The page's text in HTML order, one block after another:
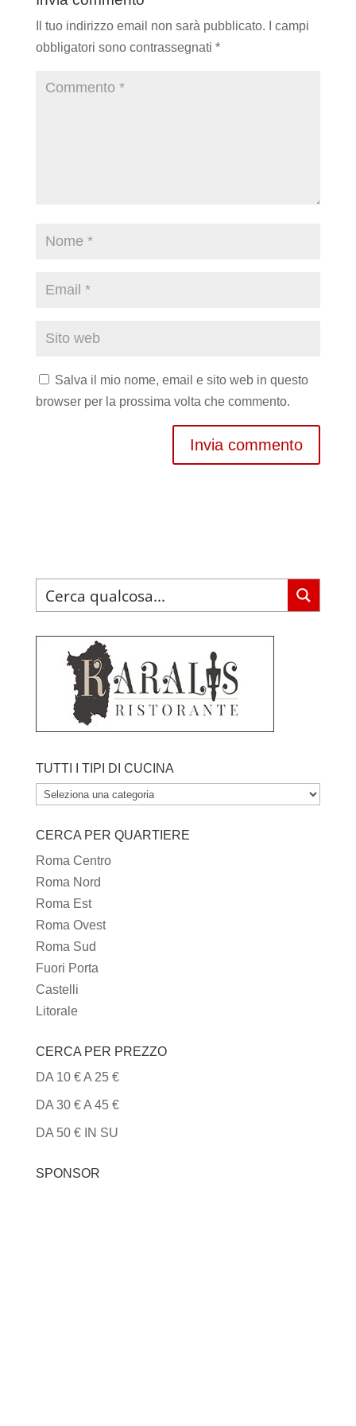
Il tuo indirizzo email non sarà pubblicato.
I campi
obbligatori sono contrassegnati *
Salva il mio nome, email e sito web in questo
browser per la prossima volta che commento.
TUTTI I TIPI DI CUCINA
TUTTI
TIPI
DI
CUCINA
CERCA PER QUARTIERE
Roma Centro
Roma Nord
Roma Est
Roma Ovest
Roma Sud
Fuori Porta
Castelli
Litorale
CERCA PER PREZZO
DA 10 € A 25 €
DA 30 € A 45 €
DA 50 € IN SU
SPONSOR